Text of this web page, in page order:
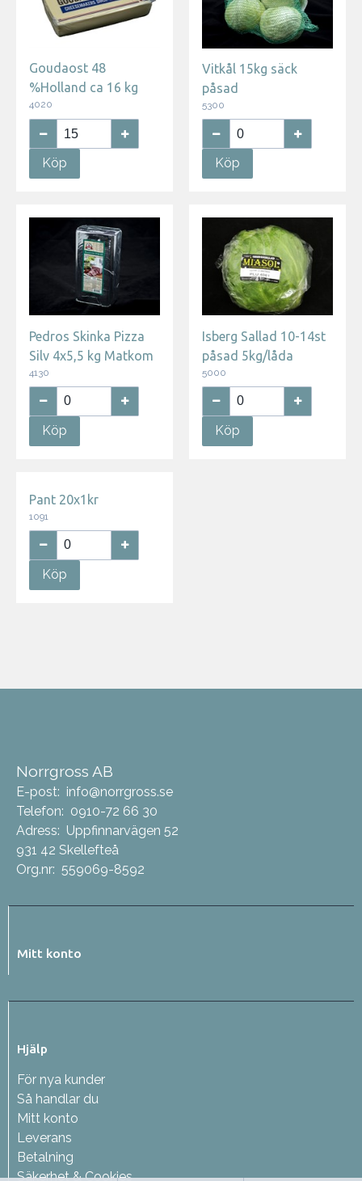
Goudaost 48
%Holland ca 16 kg
4020
Köp
Vitkål 15kg säck
påsad
5300
Köp
Pedros Skinka Pizza
Silv 4x5,5 kg Matkom
4130
Köp
Isberg Sallad 10-14st
påsad 5kg/låda
5000
Köp
Pant 20x1kr
1091
Köp
Norrgross AB
E-post: info@norrgross.se
Telefon: 0910-72 66 30
Adress: Uppfinnarvägen 52
931 42 Skellefteå
Org.nr: 559069-8592
Mitt konto
Hjälp
För nya kunder
Så handlar du
Mitt konto
Leverans
Betalning
Säkerhet & Cookies